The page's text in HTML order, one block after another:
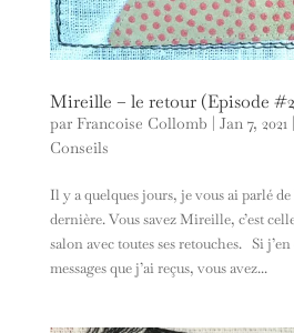
Mireille – le retour (Episode
par Francoise Collomb | Jan 7, 2021|
Conseils
Il y a quelques jours, je vous ai parlé
dernière. Vous savez Mireille, c’est
salon avec toutes ses retouches. Si
messages que j’ai reçus, vous avez...